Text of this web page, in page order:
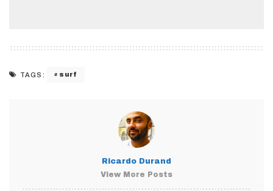
TAGS: surf
Ricardo Durand
View More Posts